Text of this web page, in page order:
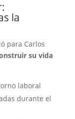
la
para Carlos
su vida
laboral
durante el